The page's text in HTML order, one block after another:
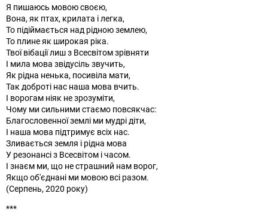
Я пишаюсь мовою своєю,
Вона, як птах, крилата і легка,
То підіймається над рідною землею,
То плине як широкая ріка.
Твої вібації лиш з Всесвітом зрівняти
І мила мова звідусіль звучить,
Як рідна ненька, посивіла мати,
Так доброті нас наша мова вчить.
І ворогам ніяк не зрозуміти,
Чому ми сильними стаємо повсякчас:
Благословенної землі ми мудрі діти,
І наша мова підтримує всіх нас.
Зливається земля і рідна мова
У резонансі з Всесвітом і часом.
І знаєм ми, що не страшний нам ворог,
Якщо об'єднані ми мовою всі разом.
(Серпень, 2020 року)
***